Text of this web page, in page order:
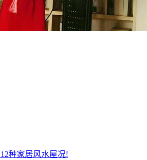
种家居风水屋况!